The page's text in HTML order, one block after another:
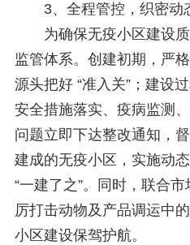
3、全程管控，织密动
为确保无疫小区建设质
监管体系。创建初期，严
源头把好 “准入关”；建设
安全措施落实、疫病监测
问题立即下达整改通知，
建成的无疫小区，实施动
“一建了之”。同时，联合
厉打击动物及产品调运中
小区建设保驾护航。